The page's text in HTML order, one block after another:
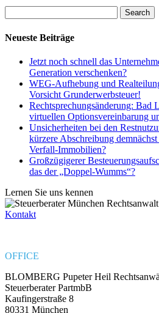
Search
Neueste Beiträge
Jetzt noch schnell das
Generation verschenken?
WEG-Aufhebung und
Vorsicht Grunderwerbsteuer!
Rechtsprechungsänderung: Bad
virtuellen Optionsvereinbarung
Unsicherheiten bei den
kürzere Abschreibung
Verfall-Immobilien?
Großzügigerer
das der „Doppel-Wumms“?
Lernen Sie uns kennen
Kontakt
OFFICE
BLOMBERG Pupeter Heil
Steuerberater PartmbB
Kaufingerstraße 8
80331 München